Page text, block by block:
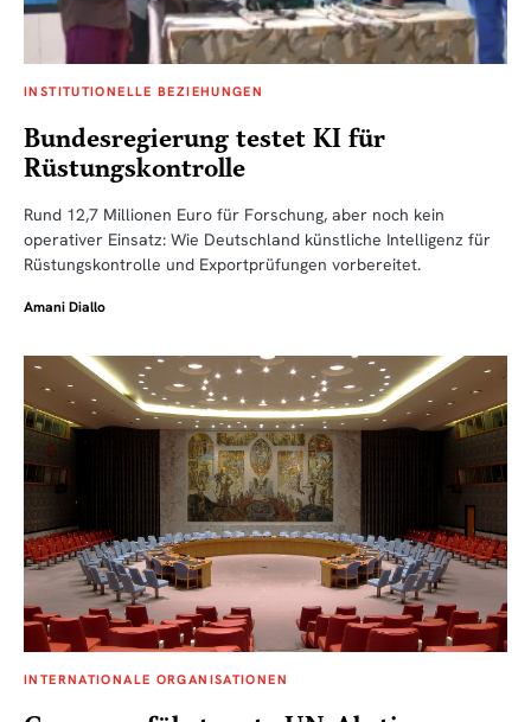
INSTITUTIONELLE BEZIEHUNGEN
Bundesregierung testet KI für
Rüstungskontrolle
Rund 12,7 Millionen Euro für Forschung, aber noch kein
operativer Einsatz: Wie Deutschland künstliche Intelligenz für
Rüstungskontrolle und Exportprüfungen vorbereitet.
Amani Diallo
INTERNATIONALE ORGANISATIONEN